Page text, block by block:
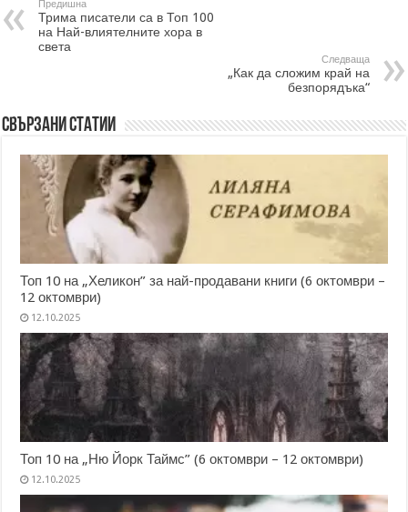
Предишна
Трима писатели са в Топ 100
на Най-влиятелните хора в
света
Следваща
„Как да сложим край на
безпорядъка“
Свързани статии
Топ 10 на „Хеликон” за най-продавани книги (6 октомври –
12 октомври)
12.10.2025
Топ 10 на „Ню Йорк Таймс” (6 октомври – 12 октомври)
12.10.2025